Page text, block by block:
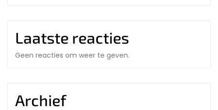
Laatste reacties
Geen reacties om weer te geven.
Archief